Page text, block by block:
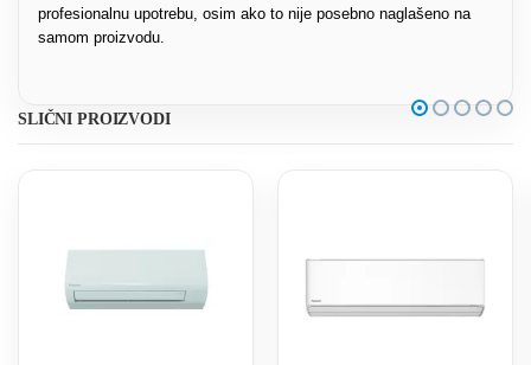
profesionalnu upotrebu, osim ako to nije posebno naglašeno na
samom proizvodu.
SLIČNI PROIZVODI